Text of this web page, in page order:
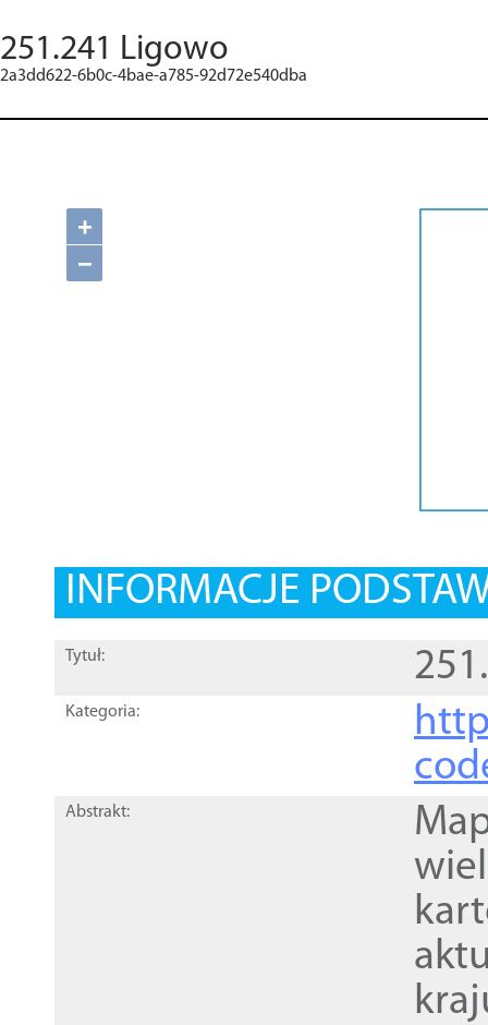
251.241 Ligowo
2a3dd622-6b0c-4bae-a785-92d72e540dba
+
−
INFORMACJE
Tytuł:
Kategoria:
Abstrakt: